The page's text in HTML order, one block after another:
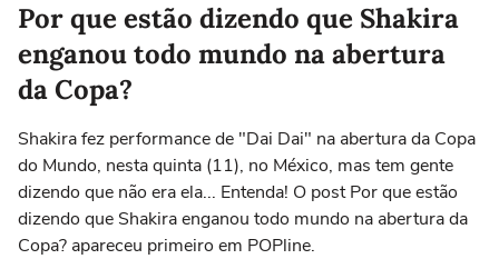
Por que estão dizendo que Shakira
enganou todo mundo na abertura
da Copa?
Shakira fez performance de "Dai Dai" na abertura da Copa
do Mundo, nesta quinta (11), no México, mas tem gente
dizendo que não era ela... Entenda! O post Por que estão
dizendo que Shakira enganou todo mundo na abertura da
Copa? apareceu primeiro em POPline.